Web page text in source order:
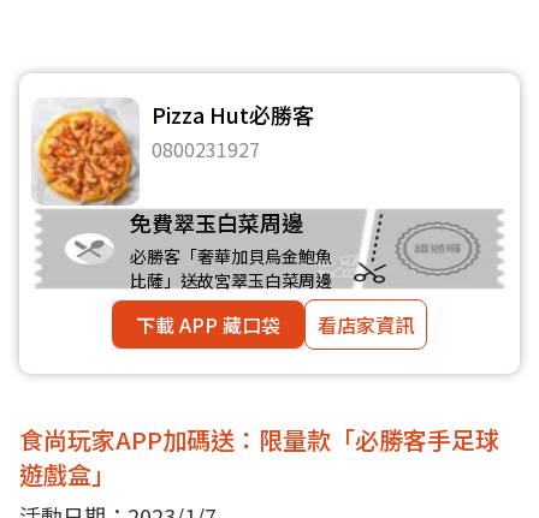
Pizza Hut必勝客
0800231927
免費翠玉白菜周邊
必勝客「奢華加貝烏金鮑魚
比薩」送故宮翠玉白菜周邊
下載 APP 藏口袋 看店家資訊
食尚玩家APP加碼送：限量款「必勝客手足球
遊戲盒」